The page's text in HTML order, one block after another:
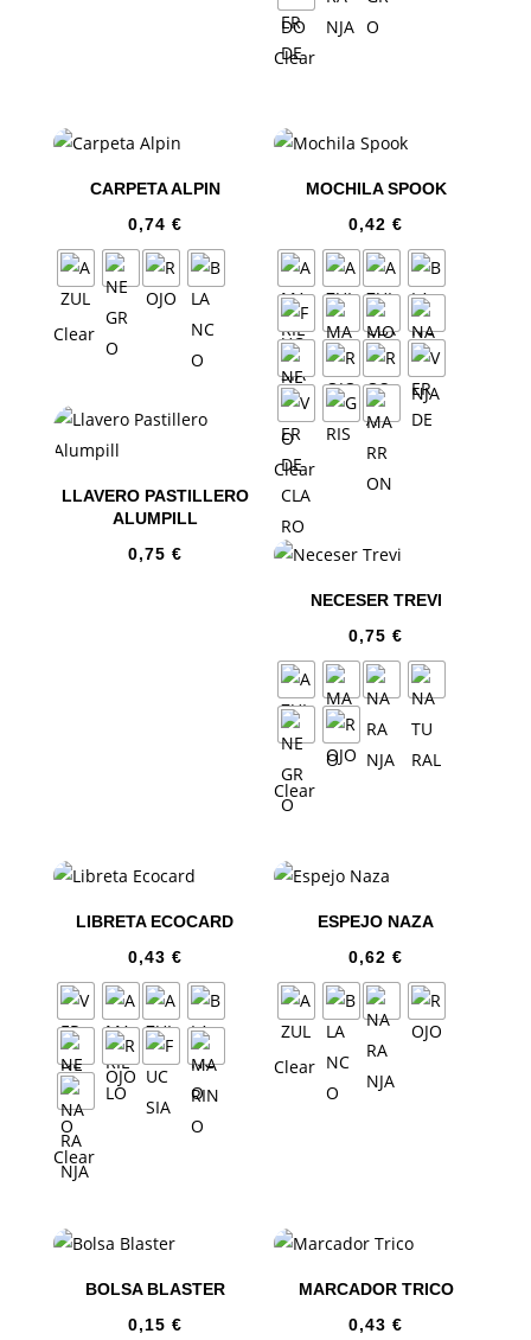
Clear
CARPETA ALPIN
0,74 €
Clear
MOCHILA SPOOK
0,42€
Clear
LLAVERO PASTILLERO
ALUMPILL
0,75 €
NECESER TREVI
0,75€
Clear
LIBRETA ECOCARD
0,43 €
Clear
ESPEJO NAZA
0,62€
Clear
BOLSA BLASTER
0,15 €
MARCADOR TRICO
0,43€